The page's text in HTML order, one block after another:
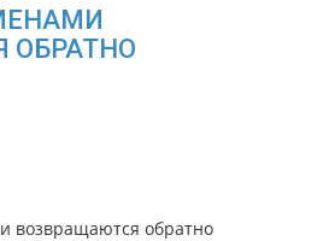
ОБРАТНО
возвращаются обратно